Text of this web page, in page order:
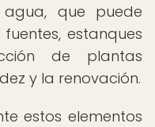
agua, que puede
estanques
de plantas
y la renovación.
estos elementos